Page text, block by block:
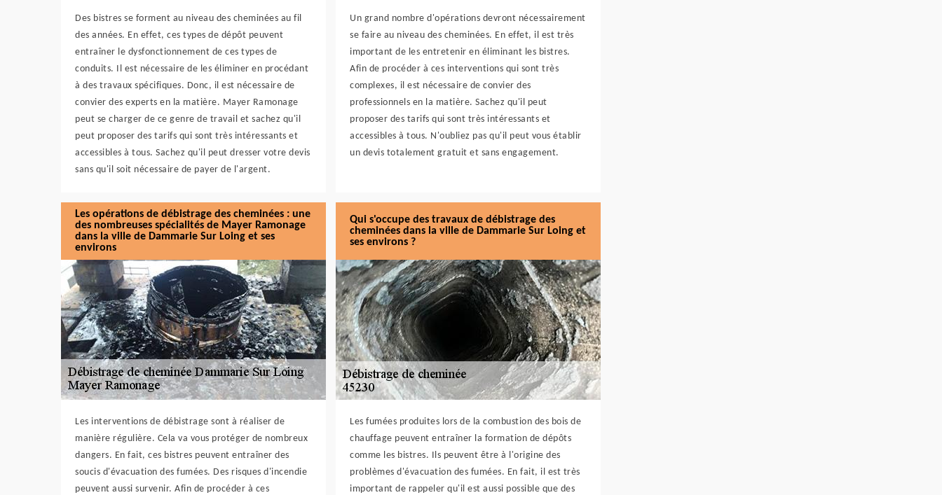
Des bistres se forment au niveau des cheminées au fil
des années. En effet, ces types de dépôt peuvent
entraîner le dysfonctionnement de ces types de
conduits. Il est nécessaire de les éliminer en procédant
à des travaux spécifiques. Donc, il est nécessaire de
convier des experts en la matière. Mayer Ramonage
peut se charger de ce genre de travail et sachez qu'il
peut proposer des tarifs qui sont très intéressants et
accessibles à tous. Sachez qu'il peut dresser votre devis
sans qu'il soit nécessaire de payer de l'argent.
Un grand nombre d'opérations devront nécessairement
se faire au niveau des cheminées. En effet, il est très
important de les entretenir en éliminant les bistres.
Afin de procéder à ces interventions qui sont très
complexes, il est nécessaire de convier des
professionnels en la matière. Sachez qu'il peut
proposer des tarifs qui sont très intéressants et
accessibles à tous. N'oubliez pas qu'il peut vous établir
un devis totalement gratuit et sans engagement.
Les opérations de débistrage des cheminées : une
des nombreuses spécialités de Mayer Ramonage
dans la ville de Dammarie Sur Loing et ses
environs
Les interventions de débistrage sont à réaliser de
manière régulière. Cela va vous protéger de nombreux
dangers. En fait, ces bistres peuvent entraîner des
soucis d'évacuation des fumées. Des risques d'incendie
peuvent aussi survenir. Afin de procéder à ces
Qui s'occupe des travaux de débistrage des
cheminées dans la ville de Dammarie Sur Loing et
ses environs ?
Les fumées produites lors de la combustion des bois de
chauffage peuvent entraîner la formation de dépôts
comme les bistres. Ils peuvent être à l'origine des
problèmes d'évacuation des fumées. En fait, il est très
important de rappeler qu'il est aussi possible que des